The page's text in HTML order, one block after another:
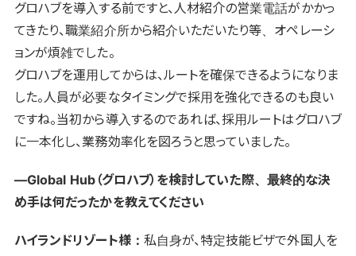
グロハブを導入する前ですと、人材紹介の営業電話がかかっ
てきたり、職業紹介所から紹介いただいたり等、オペレーシ
ョンが煩雑でした。
グロハブを運用してからは、ルートを確保できるようになりま
した。人員が必要なタイミングで採用を強化できるのも良い
ですね。当初から導入するのであれば、採用ルートはグロハブ
に一本化し、業務効率化を図ろうと思っていました。
―Global Hub（グロハブ）を検討していた際、最終的な決
め手は何だったかを教えてください
ハイランドリゾート様： 私自身が、特定技能ビザで外国人を